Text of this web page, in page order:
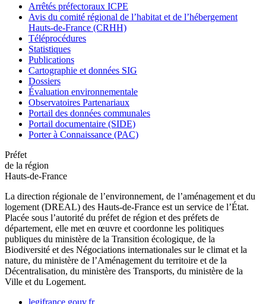
Arrêtés préfectoraux ICPE
Avis du comité régional de l’habitat et de l’hébergement
Hauts-de-France (CRHH)
Téléprocédures
Statistiques
Publications
Cartographie et données SIG
Dossiers
Évaluation environnementale
Observatoires Partenariaux
Portail des données communales
Portail documentaire (SIDE)
Porter à Connaissance (PAC)
Préfet
de la région
Hauts-de-France
La direction régionale de l’environnement, de l’aménagement et du
logement (DREAL) des Hauts-de-France est un service de l’État.
Placée sous l’autorité du préfet de région et des préfets de
département, elle met en œuvre et coordonne les politiques
publiques du ministère de la Transition écologique, de la
Biodiversité et des Négociations internationales sur le climat et la
nature, du ministère de l’Aménagement du territoire et de la
Décentralisation, du ministère des Transports, du ministère de la
Ville et du Logement.
legifrance.gouv.fr